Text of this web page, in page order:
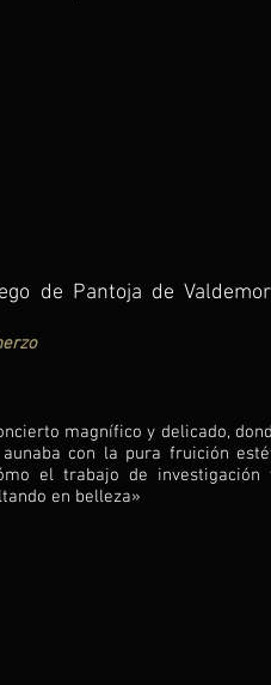
de Pantoja de
magnífico y delicado,
con la pura fruición
el trabajo de investigación
en belleza»